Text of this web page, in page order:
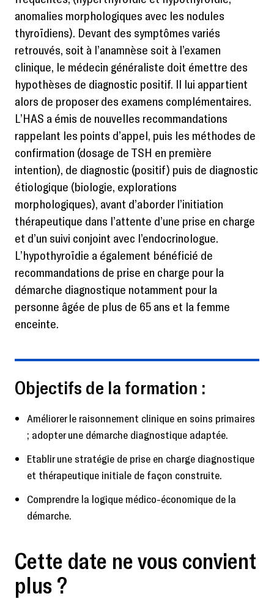
Cette date ne vous convient
plus ?
anomalies morphologiques avec les nodules
thyroïdiens). Devant des symptômes variés
retrouvés, soit à l’anamnèse soit à l’examen
clinique, le médecin généraliste doit émettre des
hypothèses de diagnostic positif. Il lui appartient
alors de proposer des examens complémentaires.
L’HAS a émis de nouvelles recommandations
rappelant les points d’appel, puis les méthodes de
confirmation (dosage de TSH en première
intention), de diagnostic (positif) puis de diagnostic
étiologique (biologie, explorations
morphologiques), avant d’aborder l’initiation
thérapeutique dans l’attente d’une prise en charge
et d’un suivi conjoint avec l’endocrinologue.
L’hypothyroïdie a également bénéficié de
recommandations de prise en charge pour la
démarche diagnostique notamment pour la
personne âgée de plus de 65 ans et la femme
enceinte.
Objectifs de la formation :
Améliorer le raisonnement clinique en soins primaires
; adopter une démarche diagnostique adaptée.
Etablir une stratégie de prise en charge diagnostique
et thérapeutique initiale de façon construite.
Comprendre la logique médico-économique de la
démarche.